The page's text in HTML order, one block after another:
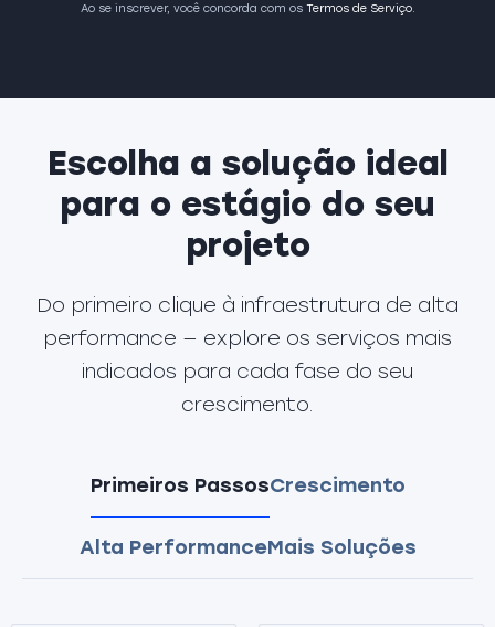
Ao se inscrever, você concorda com os Termos de Serviço.
Escolha a solução ideal
para o estágio do seu
projeto
Do primeiro clique à infraestrutura de alta
performance — explore os serviços mais
indicados para cada fase do seu
crescimento.
Primeiros PassosCrescimento
Alta PerformanceMais Soluções